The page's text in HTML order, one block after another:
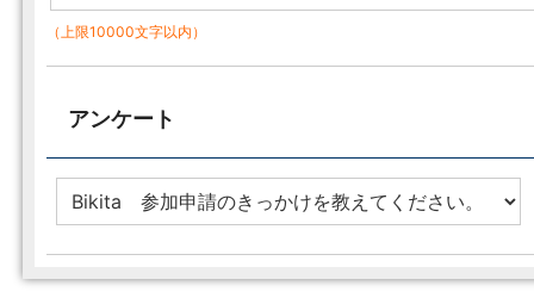
（上限10000文字以内）
アンケート